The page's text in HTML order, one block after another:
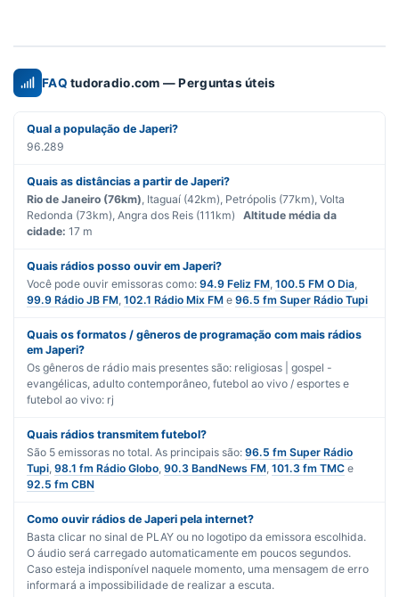
FAQ tudoradio.com — Perguntas úteis
Qual a população de Japeri?
96.289
Quais as distâncias a partir de Japeri?
Rio de Janeiro (76km) , Itaguaí (42km), Petrópolis (77km), Volta
Redonda (73km), Angra dos Reis (111km) Altitude média da
cidade: 17 m
Quais rádios posso ouvir em Japeri?
Você pode ouvir emissoras como: 94.9 Feliz FM 100.5 FM O Dia
99.9 Rádio JB FM 102.1 Rádio Mix FM e 96.5 fm Super Rádio Tupi
Quais os formatos / gêneros de programação com mais rádios
em Japeri?
Os gêneros de rádio mais presentes são: religiosas | gospel -
evangélicas adulto contemporâneo futebol ao vivo / esportes e
futebol ao vivo: rj
Quais rádios transmitem futebol?
São 5 emissoras no total. As principais são: 96.5 fm Super Rádio
Tupi 98.1 fm Rádio Globo 90.3 BandNews FM 101.3 fm TMC e
92.5 fm CBN
Como ouvir rádios de Japeri pela internet?
Basta clicar no sinal de PLAY ou no logotipo da emissora escolhida.
O áudio será carregado automaticamente em poucos segundos.
Caso esteja indisponível naquele momento, uma mensagem de erro
informará a impossibilidade de realizar a escuta.